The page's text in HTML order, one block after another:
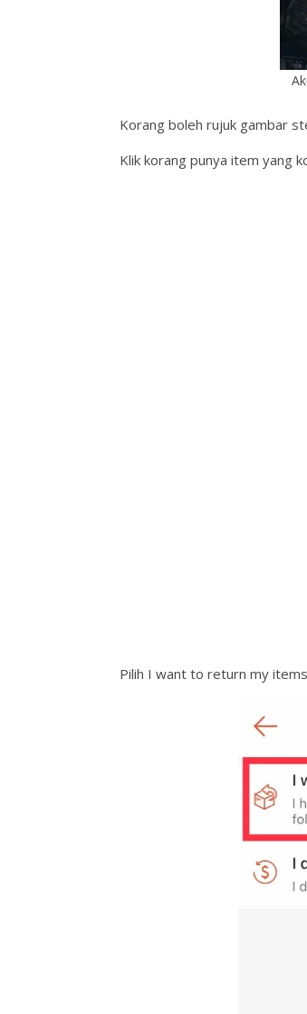
Korang boleh rujuk gambar
Klik korang punya item yang
Pilih I want to return my